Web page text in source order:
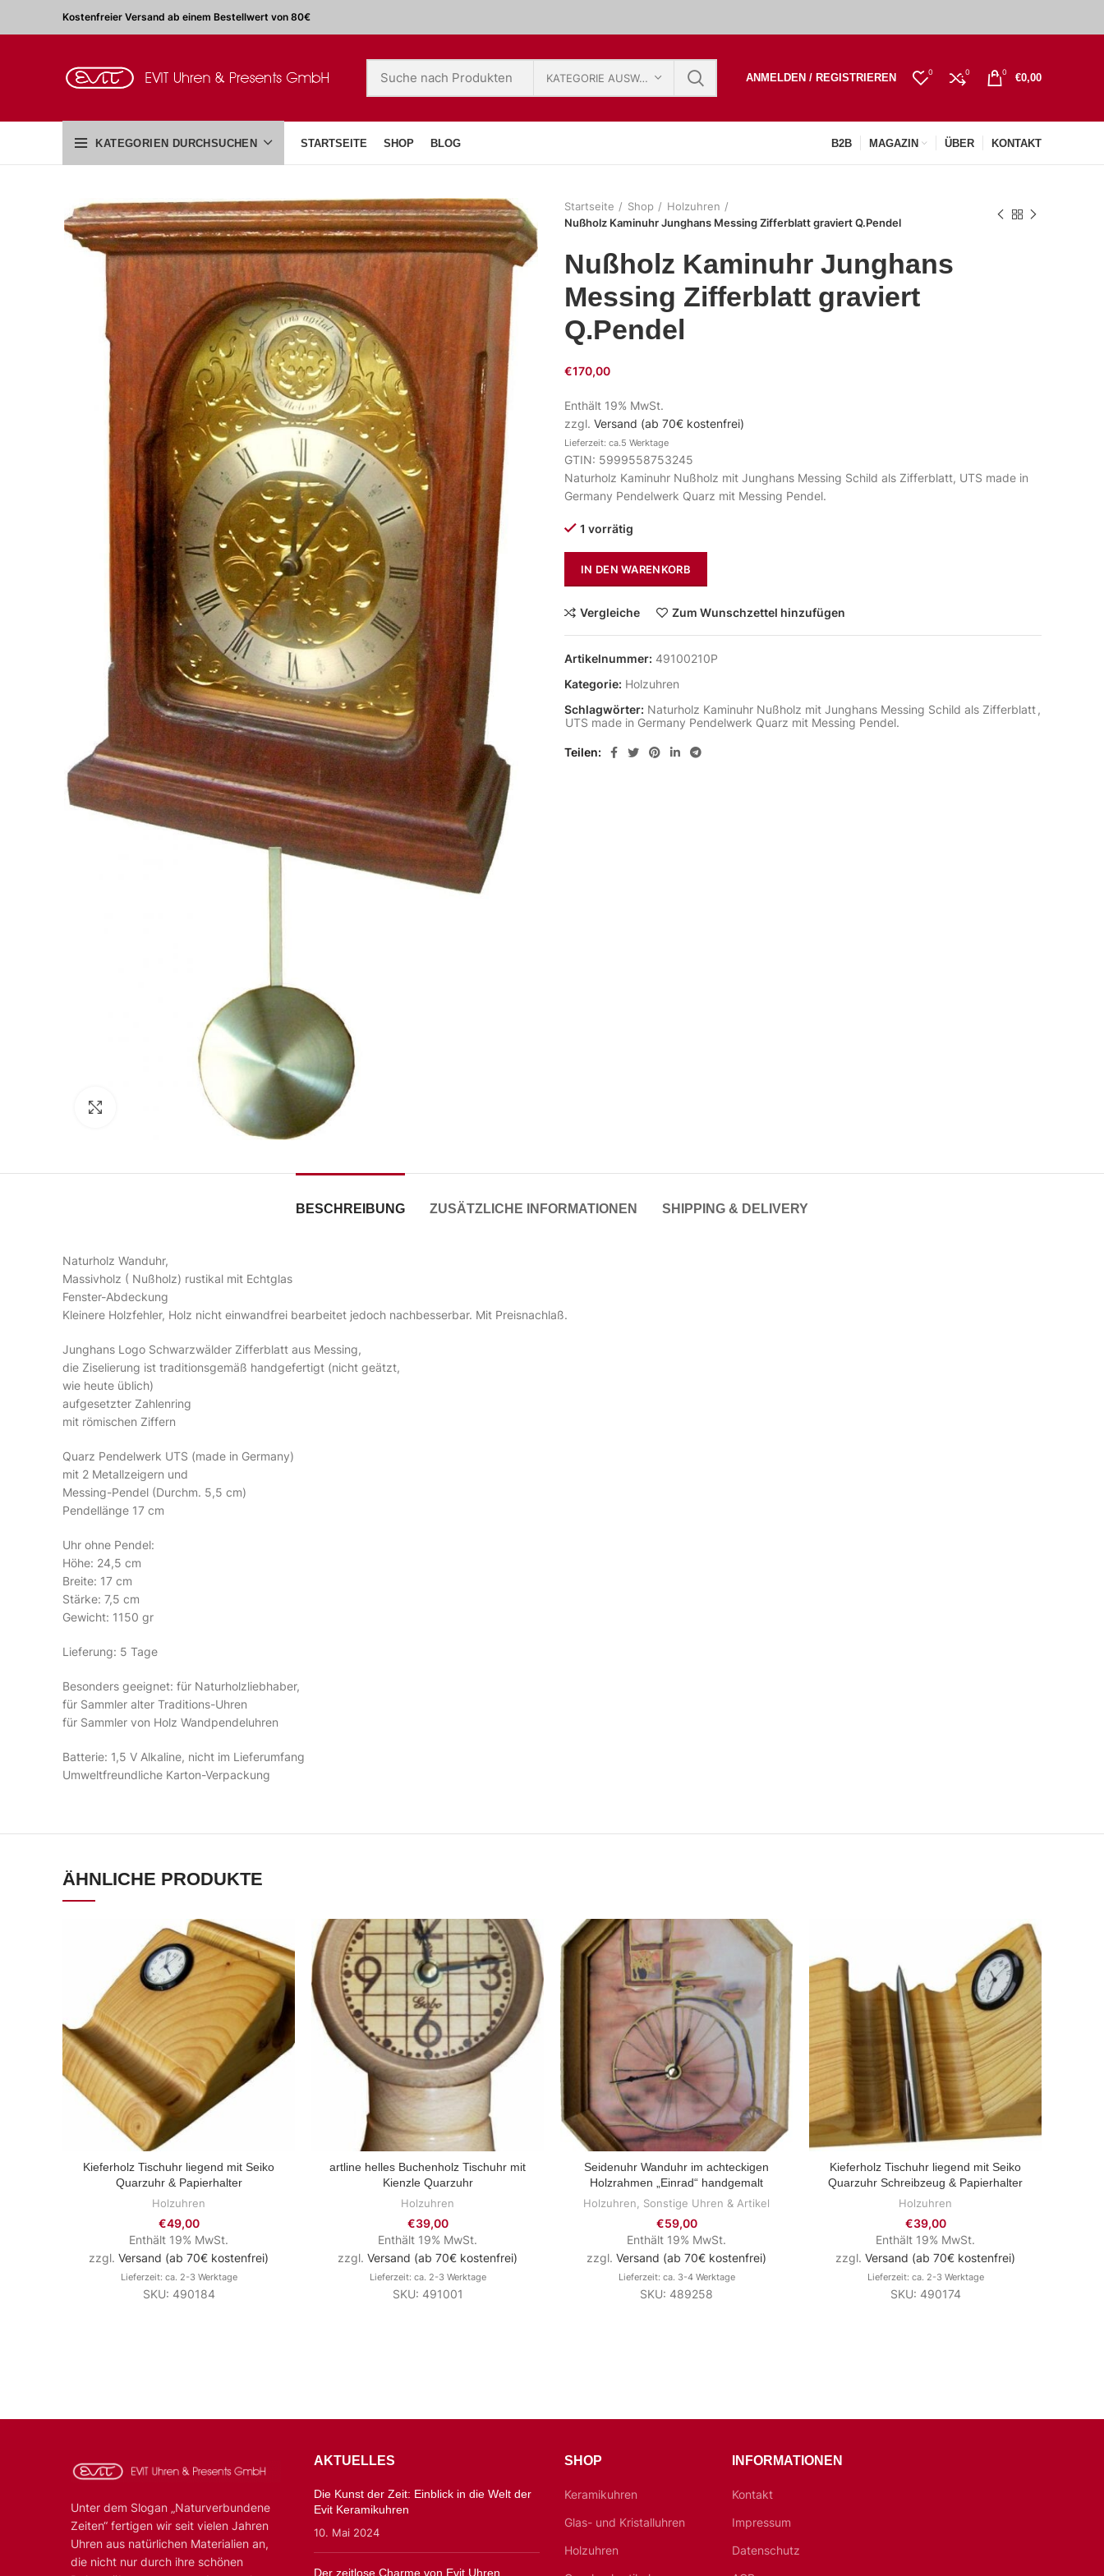
Kostenfreier Versand ab einem Bestellwert von 80€
KATEGORIE AUSWÄHLEN ANMELDEN / REGISTRIEREN 0 0 0 €0,00
KATEGORIEN DURCHSUCHEN STARTSEITE SHOP BLOG B2B MAGAZIN ÜBER KONTAKT
Zum Vergrößern klicken
Startseite Shop
Holzuhren
Nußholz Kaminuhr Junghans Messing Zifferblatt graviert Q.Pendel
Nußholz Kaminuhr Junghans
Messing Zifferblatt graviert
Q.Pendel
€170,00
Enthält 19% MwSt.
zzgl. Versand (ab 70€ kostenfrei)
Lieferzeit: ca.5 Werktage
GTIN: 5999558753245
Naturholz Kaminuhr Nußholz mit Junghans Messing Schild als Zifferblatt, UTS made in
Germany Pendelwerk Quarz mit Messing Pendel.
1 vorrätig
IN DEN WARENKORB
Vergleiche Zum Wunschzettel hinzufügen
Artikelnummer: 49100210P
Kategorie: Holzuhren
Schlagwörter: Naturholz Kaminuhr Nußholz mit Junghans Messing Schild als Zifferblatt,
UTS made in Germany Pendelwerk Quarz mit Messing Pendel.
Teilen
BESCHREIBUNG ZUSÄTZLICHE INFORMATIONEN SHIPPING & DELIVERY
Naturholz Wanduhr,
Massivholz ( Nußholz) rustikal mit Echtglas
Fenster-Abdeckung
Kleinere Holzfehler, Holz nicht einwandfrei bearbeitet jedoch nachbesserbar. Mit Preisnachlaß.
Junghans Logo Schwarzwälder Zifferblatt aus Messing,
die Ziselierung ist traditionsgemäß handgefertigt (nicht geätzt,
wie heute üblich)
aufgesetzter Zahlenring
mit römischen Ziffern
Quarz Pendelwerk UTS (made in Germany)
mit 2 Metallzeigern und
Messing-Pendel (Durchm. 5,5 cm)
Pendellänge 17 cm
Uhr ohne Pendel:
Höhe: 24,5 cm
Breite: 17 cm
Stärke: 7,5 cm
Gewicht: 1150 gr
Lieferung: 5 Tage
Besonders geeignet: für Naturholzliebhaber,
für Sammler alter Traditions-Uhren
für Sammler von Holz Wandpendeluhren
Batterie: 1,5 V Alkaline, nicht im Lieferumfang
Umweltfreundliche Karton-Verpackung
ÄHNLICHE PRODUKTE
ZUM PRODUKT
Kieferholz Tischuhr liegend mit Seiko
Quarzuhr & Papierhalter
Holzuhren
€49,00
Enthält 19% MwSt.
zzgl. Versand (ab 70€ kostenfrei)
Lieferzeit: ca. 2-3 Werktage
SKU: 490184
ZUM PRODUKT
artline helles Buchenholz Tischuhr mit
Kienzle Quarzuhr
Holzuhren
€39,00
Enthält 19% MwSt.
zzgl. Versand (ab 70€ kostenfrei)
Lieferzeit: ca. 2-3 Werktage
SKU: 491001
ZUM PRODUKT
Seidenuhr Wanduhr im achteckigen
Holzrahmen „Einrad“ handgemalt
Holzuhren, Sonstige Uhren & Artikel
€59,00
Enthält 19% MwSt.
zzgl. Versand (ab 70€ kostenfrei)
Lieferzeit: ca. 3-4 Werktage
SKU: 489258
ZUM PRODUKT
Kieferholz Tischuhr liegend mit Seiko
Quarzuhr Schreibzeug & Papierhalter
Holzuhren
€39,00
Enthält 19% MwSt.
zzgl. Versand (ab 70€ kostenfrei)
Lieferzeit: ca. 2-3 Werktage
SKU: 490174
Unter dem Slogan „Naturverbundene
Zeiten“ fertigen wir seit vielen Jahren
Uhren aus natürlichen Materialien an,
die nicht nur durch ihre schönen
AKTUELLES
Die Kunst der Zeit: Einblick in die Welt der
Evit Keramikuhren
10. Mai 2024
Der zeitlose Charme von Evit Uhren
SHOP
Keramikuhren
Glas- und Kristalluhren
Holzuhren
INFORMATIONEN
Kontakt
Impressum
Datenschutz